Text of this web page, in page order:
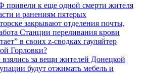
привели к еще одной смерти жителя
и ранениям пятерых
закрывают отделения почты,
Станции переливания крови
в своих z-сводках гауляйтер
Горловки?
взялись за вещи жителей Донецкой
будут отжимать мебель и